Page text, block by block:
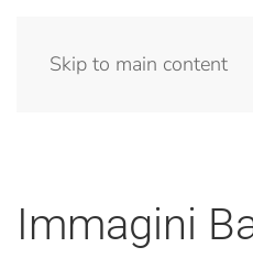
Skip to main content
Immagini